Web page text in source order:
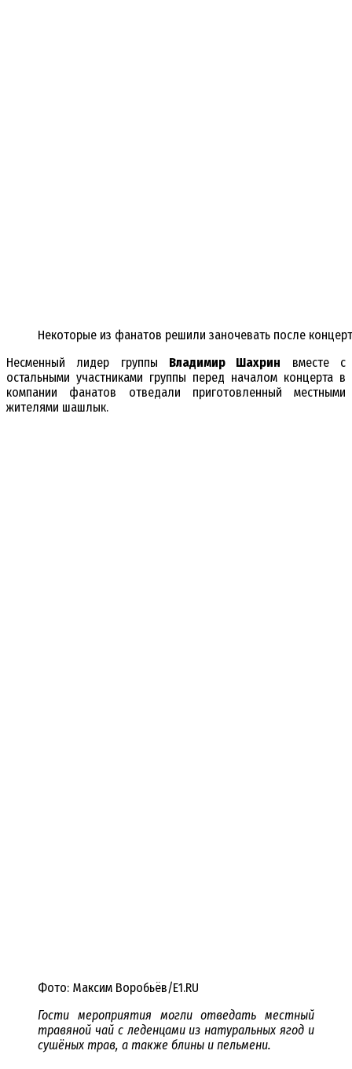
Некоторые из фанатов решили заночевать после
Несменный лидер группы Владимир Шахрин вместе с
остальными участниками группы перед началом концерта в
компании фанатов отведали приготовленный местными
жителями шашлык.
Фото: Максим Воробьёв/E1.RU
Гости мероприятия могли отведать местный
травяной чай с леденцами из натуральных ягод и
сушёных трав, а также блины и пельмени.